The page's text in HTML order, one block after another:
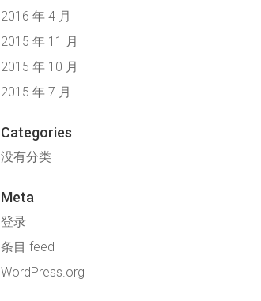
2016 年 4 月
2015 年 11 月
2015 年 10 月
2015 年 7 月
Categories
没有分类
Meta
登录
条目 feed
WordPress.org